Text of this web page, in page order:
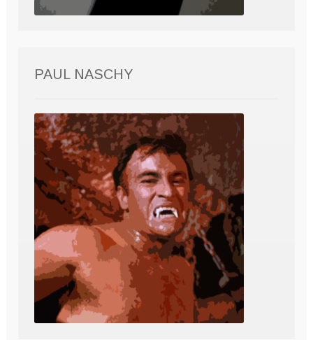
PAUL NASCHY